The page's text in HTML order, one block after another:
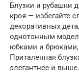
Блузки и рубашки
кроя — избегайте
декоративных
однотонным
юбками и брюками,
Приталенная
элегантнее и выше.